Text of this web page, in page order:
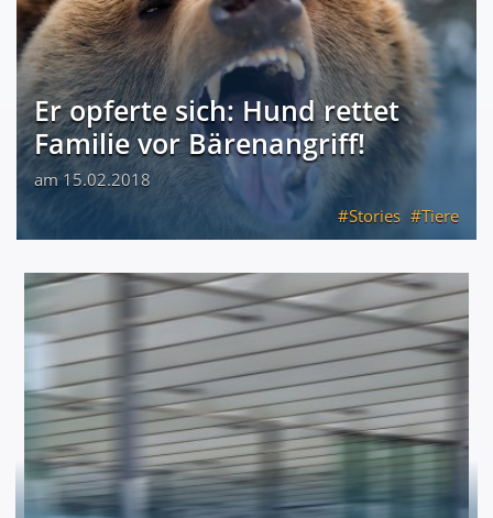
Er opferte sich: Hund rettet
Familie vor Bärenangriff!
am 15.02.2018
Stories
Tiere